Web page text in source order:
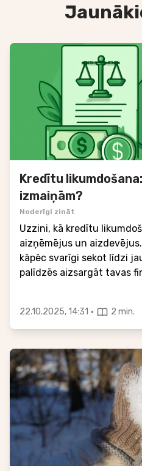
Kredītu
izmaiņām?
Noderīgi zināt
Uzzini, kā kredītu
aizņēmējus un
kāpēc svarīgi sekot līdzi
palīdzēs aizsargāt tavas
22.10.2025, 14:31 · 2 min.